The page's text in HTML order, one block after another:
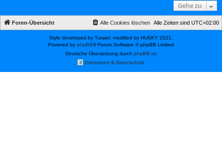
Gehe zu
Foren-Übersicht Alle Zeiten sind UTC+02:00
Alle Cookies löschen
Style developed by Turaiel, modified by HUSKY 2021,
Powered by phpBB® Forum Software © phpBB Limited
Deutsche Übersetzung durch phpBB.de
Impressum & Datenschutz